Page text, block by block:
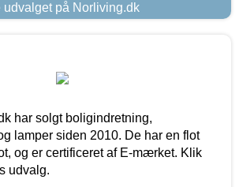
udvalget på Norliving.dk
har solgt boligindretning,
lamper siden 2010. De har en flot
og er certificeret af E-mærket. Klik
udvalg.